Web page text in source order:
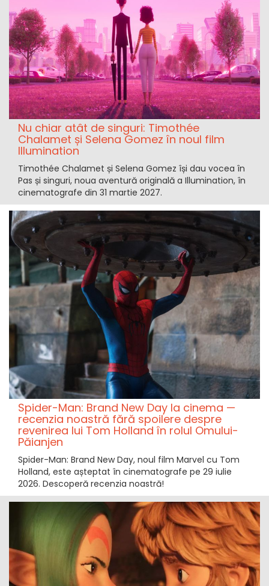
Nu chiar atât de singuri: Timothée
Chalamet și Selena Gomez în noul film
Illumination
Timothée Chalamet și Selena Gomez își dau vocea în
Pas și singuri, noua aventură originală a Illumination, în
cinematografe din 31 martie 2027.
Spider-Man: Brand New Day la cinema —
recenzia noastră fără spoilere despre
revenirea lui Tom Holland în rolul Omului-
Păianjen
Spider-Man: Brand New Day, noul film Marvel cu Tom
Holland, este așteptat în cinematografe pe 29 iulie
2026. Descoperă recenzia noastră!